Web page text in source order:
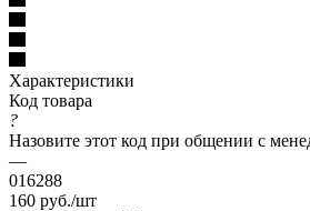
Характеристики
Код товара
?
Назовите этот код при общении с
—
016288
160 руб./шт